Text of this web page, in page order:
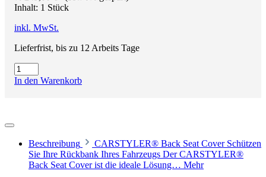
Inhalt: 1 Stück
inkl. MwSt.
Lieferfrist, bis zu 12 Arbeits Tage
In den Warenkorb
Beschreibung
CARSTYLER® Back Seat Cover Schützen
Sie Ihre Rückbank Ihres Fahrzeugs Der CARSTYLER®
Back Seat Cover ist die ideale Lösung… Mehr